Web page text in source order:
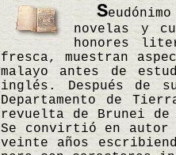
S
novelas y
honores
fresca, muestran
malayo antes de
inglés. Después de
Departamento de
revuelta de Brunei
Se convirtió en autor
veinte años